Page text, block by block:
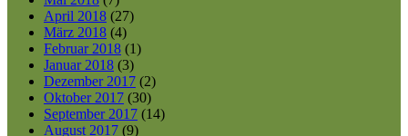
April 2018 (27)
März 2018 (4)
Februar 2018 (1)
Januar 2018 (3)
Dezember 2017 (2)
Oktober 2017 (30)
September 2017 (14)
August 2017 (9)